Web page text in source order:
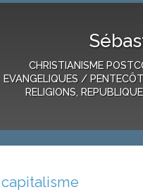
CHRISTIANISME
EVANGELIQUES /
RELIGIONS,
capitalisme